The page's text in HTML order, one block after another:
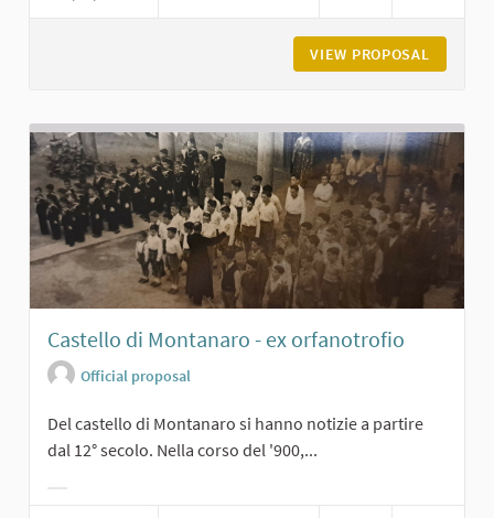
VIEW PROPOSAL
Castello di Montanaro - ex orfanotrofio
Official proposal
Del castello di Montanaro si hanno notizie a partire
dal 12° secolo. Nella corso del '900,...